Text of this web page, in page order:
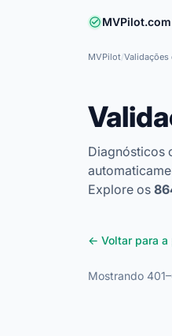
MVPilot/Validações
Diagnósticos
Explore os
← Voltar para a
Mostrando